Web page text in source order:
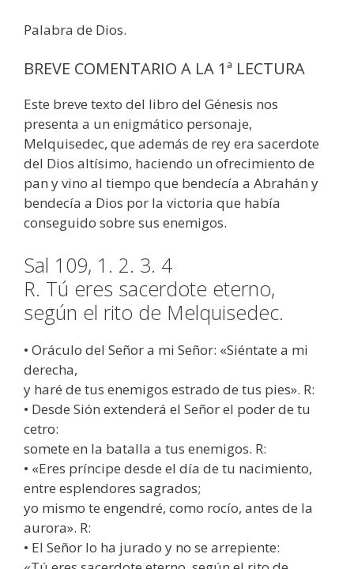
Palabra de Dios.
BREVE COMENTARIO A LA 1ª LECTURA
Este breve texto del libro del Génesis nos
presenta a un enigmático personaje,
Melquisedec, que además de rey era sacerdote
del Dios altísimo, haciendo un ofrecimiento de
pan y vino al tiempo que bendecía a Abrahán y
bendecía a Dios por la victoria que había
conseguido sobre sus enemigos.
Sal 109, 1. 2. 3. 4
R. Tú eres sacerdote eterno,
según el rito de Melquisedec.
• Oráculo del Señor a mi Señor: «Siéntate a mi
derecha,
y haré de tus enemigos estrado de tus pies». R:
• Desde Sión extenderá el Señor el poder de tu
cetro:
somete en la batalla a tus enemigos. R:
• «Eres príncipe desde el día de tu nacimiento,
entre esplendores sagrados;
yo mismo te engendré, como rocío, antes de la
aurora». R:
• El Señor lo ha jurado y no se arrepiente: